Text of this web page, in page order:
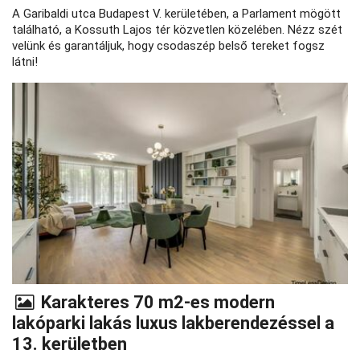
A Garibaldi utca Budapest V. kerületében, a Parlament mögött
található, a Kossuth Lajos tér közvetlen közelében. Nézz szét
velünk és garantáljuk, hogy csodaszép belső tereket fogsz
látni!
Karakteres 70 m2-es modern
lakóparki lakás luxus lakberendezéssel a
13. kerületben